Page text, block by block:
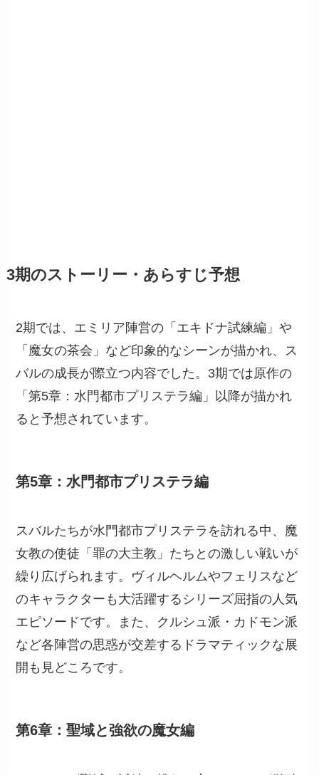
3期のストーリー・あらすじ予想
2期では、エミリア陣営の「エキドナ試練編」や
「魔女の茶会」など印象的なシーンが描かれ、ス
バルの成長が際立つ内容でした。3期では原作の
「第5章：水門都市プリステラ編」以降が描かれ
ると予想されています。
第5章：水門都市プリステラ編
スバルたちが水門都市プリステラを訪れる中、魔
女教の使徒「罪の大主教」たちとの激しい戦いが
繰り広げられます。ヴィルヘルムやフェリスなど
のキャラクターも大活躍するシリーズ屈指の人気
エピソードです。また、クルシュ派・カドモン派
など各陣営の思惑が交差するドラマティックな展
開も見どころです。
第6章：聖域と強欲の魔女編